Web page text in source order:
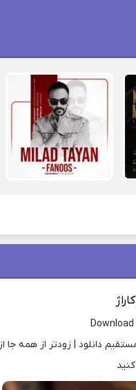
کاراژ
دانلود | زودتر از همه جا از